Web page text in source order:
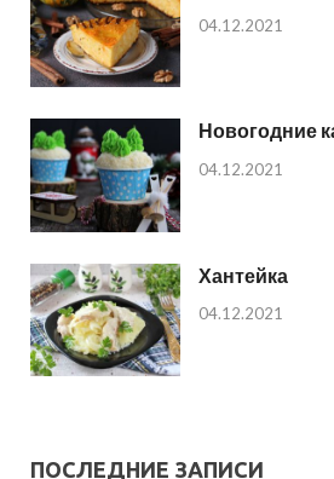
04.12.2021
Новогодние
04.12.2021
Хантейка
04.12.2021
ПОСЛЕДНИЕ ЗАПИСИ